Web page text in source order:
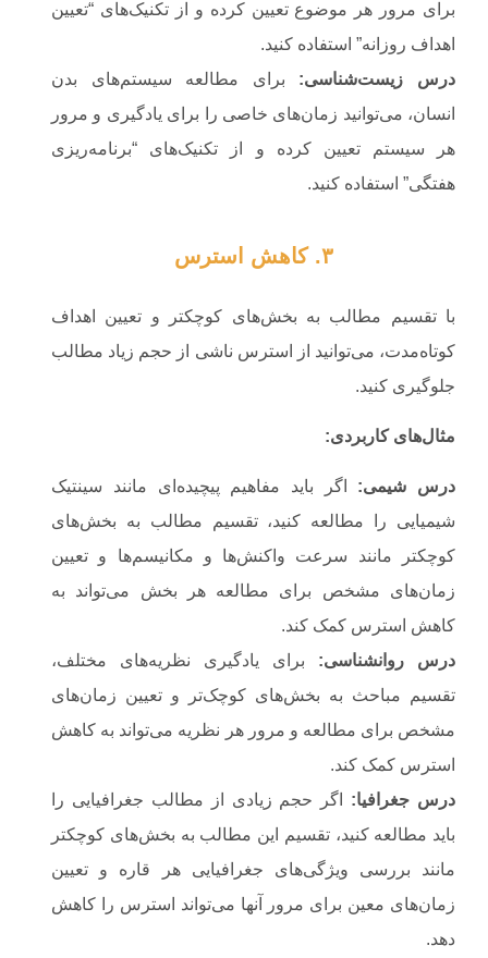
برای مرور هر موضوع تعیین کرده و از تکنیک‌های “تعیین
اهداف روزانه” استفاده کنید.
درس زیست‌شناسی: برای مطالعه سیستم‌های بدن
انسان، می‌توانید زمان‌های خاصی را برای یادگیری و مرور
هر سیستم تعیین کرده و از تکنیک‌های “برنامه‌ریزی
هفتگی” استفاده کنید.
۳. کاهش استرس
با تقسیم مطالب به بخش‌های کوچکتر و تعیین اهداف
کوتاه‌مدت، می‌توانید از استرس ناشی از حجم زیاد مطالب
جلوگیری کنید.
مثال‌های کاربردی:
درس شیمی: اگر باید مفاهیم پیچیده‌ای مانند سینتیک
شیمیایی را مطالعه کنید، تقسیم مطالب به بخش‌های
کوچکتر مانند سرعت واکنش‌ها و مکانیسم‌ها و تعیین
زمان‌های مشخص برای مطالعه هر بخش می‌تواند به
کاهش استرس کمک کند.
درس روانشناسی: برای یادگیری نظریه‌های مختلف،
تقسیم مباحث به بخش‌های کوچک‌تر و تعیین زمان‌های
مشخص برای مطالعه و مرور هر نظریه می‌تواند به کاهش
استرس کمک کند.
درس جغرافیا: اگر حجم زیادی از مطالب جغرافیایی را
باید مطالعه کنید، تقسیم این مطالب به بخش‌های کوچکتر
مانند بررسی ویژگی‌های جغرافیایی هر قاره و تعیین
زمان‌های معین برای مرور آنها می‌تواند استرس را کاهش
دهد.